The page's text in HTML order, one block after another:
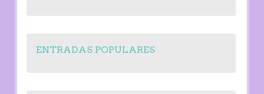
ENTRADAS POPULARES